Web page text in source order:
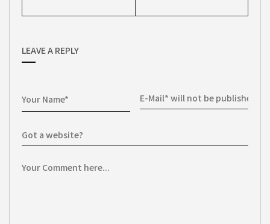
LEAVE A REPLY